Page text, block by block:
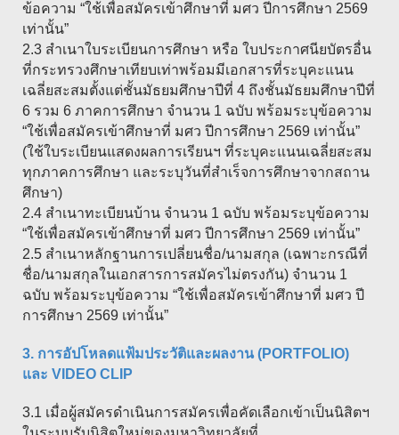
ข้อความ “ใช้เพื่อสมัครเข้าศึกษาที่ มศว ปีการศึกษา 2569
เท่านั้น”
2.3 สำเนาใบระเบียนการศึกษา หรือ ใบประกาศนียบัตรอื่น
ที่กระทรวงศึกษาเทียบเท่าพร้อมมีเอกสารที่ระบุคะแนน
เฉลี่ยสะสมตั้งแต่ชั้นมัธยมศึกษาปีที่ 4 ถึงชั้นมัธยมศึกษาปีที่
6 รวม 6 ภาคการศึกษา จำนวน 1 ฉบับ พร้อมระบุข้อความ
“ใช้เพื่อสมัครเข้าศึกษาที่ มศว ปีการศึกษา 2569 เท่านั้น”
(ใช้ใบระเบียนแสดงผลการเรียนฯ ที่ระบุคะแนนเฉลี่ยสะสม
ทุกภาคการศึกษา และระบุวันที่สำเร็จการศึกษาจากสถาน
ศึกษา)
2.4 สำเนาทะเบียนบ้าน จำนวน 1 ฉบับ พร้อมระบุข้อความ
“ใช้เพื่อสมัครเข้าศึกษาที่ มศว ปีการศึกษา 2569 เท่านั้น”
2.5 สำเนาหลักฐานการเปลี่ยนชื่อ/นามสกุล (เฉพาะกรณีที่
ชื่อ/นามสกุลในเอกสารการสมัครไม่ตรงกัน) จำนวน 1
ฉบับ พร้อมระบุข้อความ “ใช้เพื่อสมัครเข้าศึกษาที่ มศว ปี
การศึกษา 2569 เท่านั้น”
3. การอัปโหลดแฟ้มประวัติและผลงาน (PORTFOLIO)
และ VIDEO CLIP
3.1 เมื่อผู้สมัครดำเนินการสมัครเพื่อคัดเลือกเข้าเป็นนิสิตฯ